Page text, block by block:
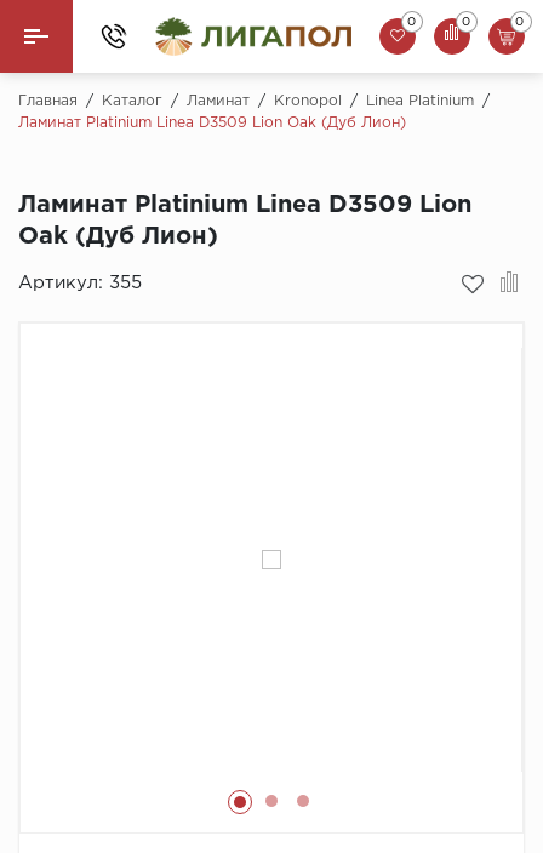
Назад
Кварцвинил (LVT)
0 0 0
Главная / Каталог / Ламинат / Kronopol / Linea Platinium
/
Ламинат Platinium Linea D3509 Lion Oak (Дуб Лион)
Ламинат Platinium Linea D3509 Lion
Oak (Дуб Лион)
Артикул: 355